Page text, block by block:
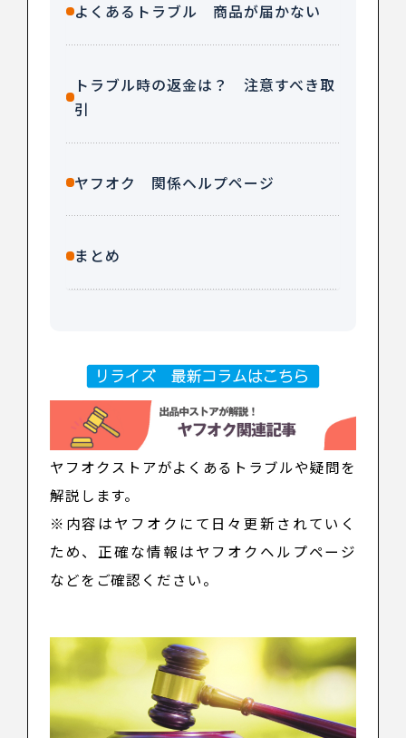
よくあるトラブル 商品が届かない
トラブル時の返金は？ 注意すべき取
引
ヤフオク 関係ヘルプページ
まとめ
ヤフオクストアがよくあるトラブルや疑問を
解説します。
※内容はヤフオクにて日々更新されていく
ため、正確な情報はヤフオクヘルプページ
などをご確認ください。